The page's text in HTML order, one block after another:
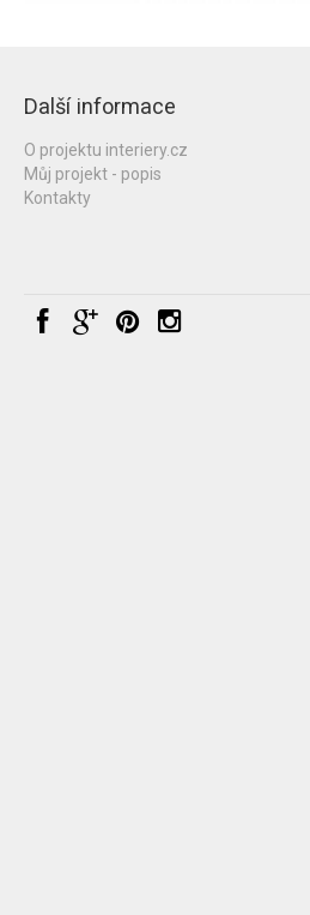
Další informace
O projektu interiery.cz
Můj projekt - popis
Kontakty